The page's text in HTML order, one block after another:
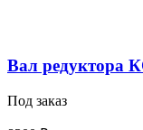
Вал редуктора
Под заказ